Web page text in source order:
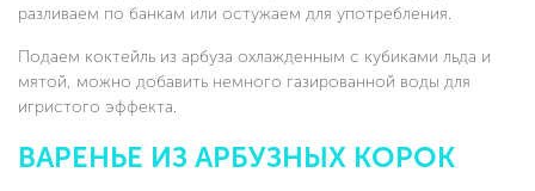
разливаем по банкам или остужаем для употребления.
Подаем коктейль из арбуза охлажденным с кубиками льда и
мятой, можно добавить немного газированной воды для
игристого эффекта.
ВАРЕНЬЕ ИЗ АРБУЗНЫХ КОРОК